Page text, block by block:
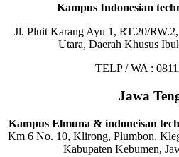
Kampus Indonesian
Jl. Pluit Karang Ayu 1, RT.20/
Utara, Daerah Khusus
TELP / WA :
Jawa
Kampus Elmuna & indoneisan
Km 6 No. 10, Klirong, Plumbon,
Kabupaten Kebumen,